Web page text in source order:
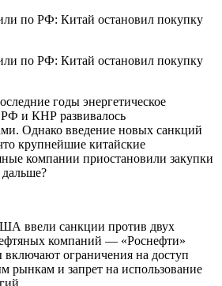
годы энергетическое
и КНР развивалось
Однако введение новых санкций
крупнейшие китайские
компании приостановили закупки
ввели санкции против двух
компаний — «Роснефти»
ограничения на доступ
рынкам и запрет на использование